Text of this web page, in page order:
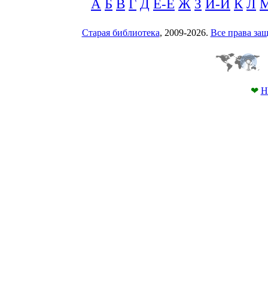
А Б В Г Д Е-Ё Ж З И-Й К Л
Старая библиотека, 2009-2026. Все права
❤